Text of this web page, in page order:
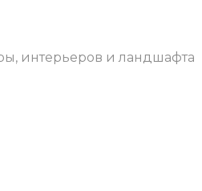
интерьеров и ландшафта